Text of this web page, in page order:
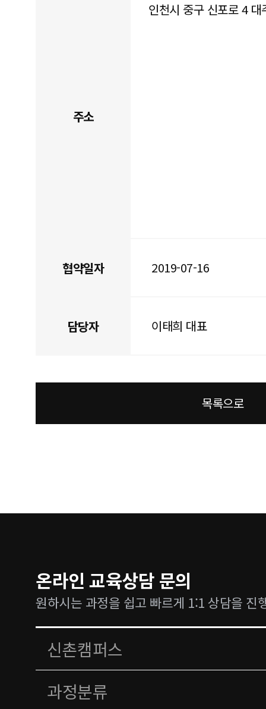
주소
인천시 중구 신포로 4 대
협약일자 2019-07-16
담당자 이태희 대표
목록으로
온라인 교육상담 문의
원하시는 과정을 쉽고 빠르게 1:1 상담을 진